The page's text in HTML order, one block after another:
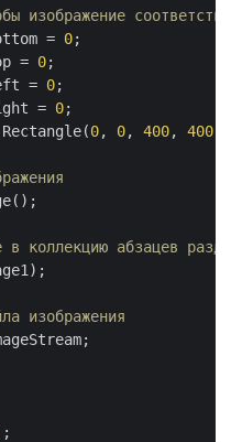
изображение
=
0;
=
0;
=
0;
=
0;
0, 0, 400, 400
коллекцию абзацев
изображения